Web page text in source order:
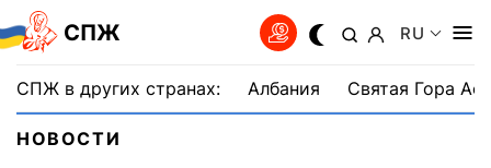
СПЖ RU
СПЖ в других странах: Албания Святая Гора
НОВОСТИ